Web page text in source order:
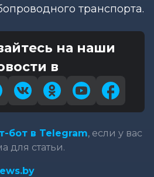
транспорта.
на наши
в
бот в Telegram, если у вас
для статьи.